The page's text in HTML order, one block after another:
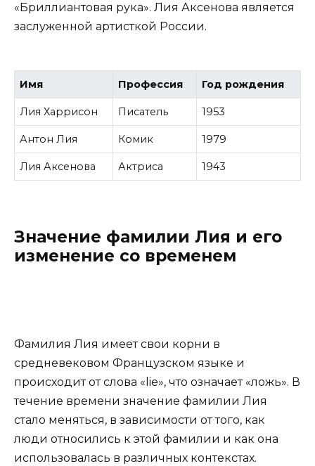
«Бриллиантовая рука». Лия Аксенова является
заслуженной артисткой России.
Имя Профессия Год рождения
Лия Харрисон Писатель 1953
Антон Лия Комик 1979
Лия Аксенова Актриса 1943
Значение фамилии Лия и его
изменение со временем
Фамилия Лия имеет свои корни в
средневековом Французском языке и
происходит от слова «lie», что означает «ложь». В
течение времени значение фамилии Лия
стало меняться, в зависимости от того, как
люди относились к этой фамилии и как она
использовалась в различных контекстах.